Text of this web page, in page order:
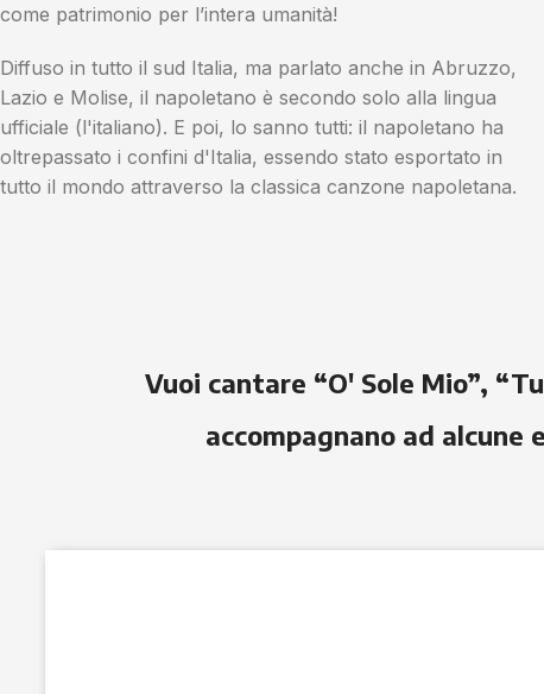
come patrimonio per l’intera umanità!
Diffuso in tutto il sud Italia, ma parlato anche in Abruzzo,
Lazio e Molise, il napoletano è secondo solo alla lingua
ufficiale (l'italiano). E poi, lo sanno tutti: il napoletano ha
oltrepassato i confini d'Italia, essendo stato esportato in
tutto il mondo attraverso la classica canzone napoletana.
Vuoi cantare “O' Sole Mio”,
accompagnano ad alcune